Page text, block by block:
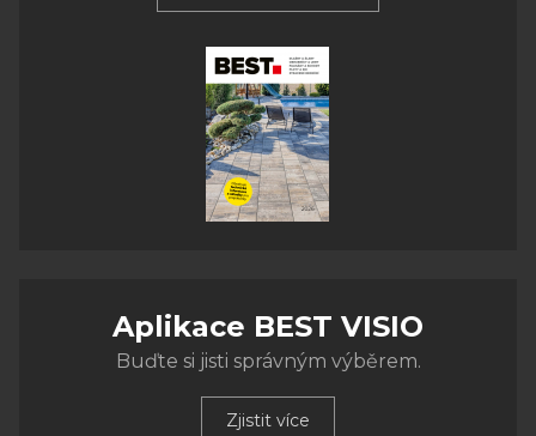
Aplikace BEST VISIO
Buďte si jisti správným výběrem.
Zjistit více